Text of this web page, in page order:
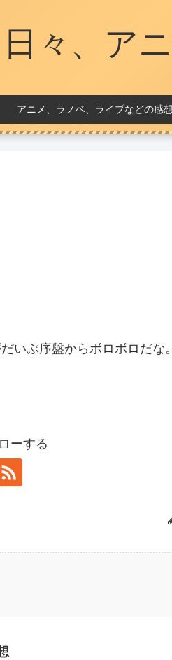
日々、ア
アニメ、ラノベ、ライブなどの感
いぶ序盤からボロボロだな。
ーする